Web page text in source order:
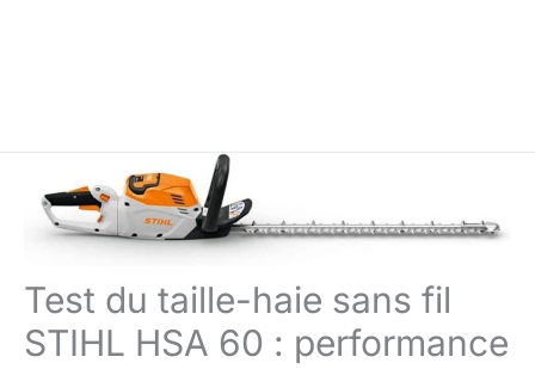
Test du taille-haie sans fil
STIHL HSA 60 : performance